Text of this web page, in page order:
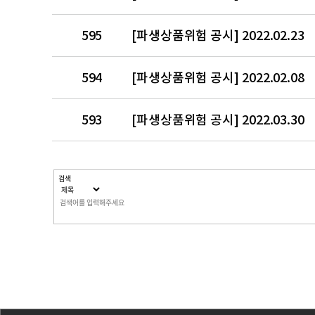
595 [파생상품위험 공시] 2022.02.23
594 [파생상품위험 공시] 2022.02.08
593 [파생상품위험 공시] 2022.03.30
검색